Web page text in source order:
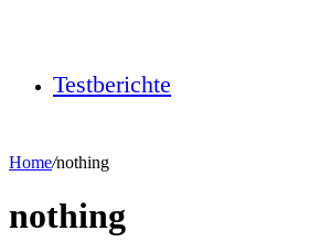
Testberichte
Home/nothing
nothing